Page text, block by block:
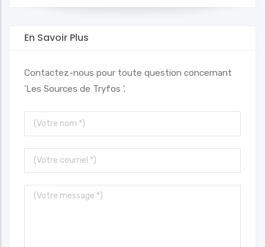
En Savoir Plus
Contactez-nous pour toute question concernant
'Les Sources de Tryfos '.
Votre
nom
Votre
courriel
Votre